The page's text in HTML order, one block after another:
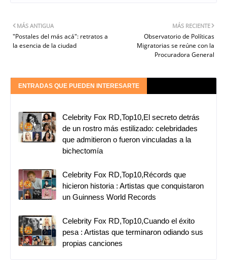
MÁS RECIENTE
Observatorio de Políticas
Migratorias se reúne con la
Procuradora General
MÁS ANTIGUA
"Postales del más acá": retratos a
la esencia de la ciudad
ENTRADAS QUE PUEDEN INTERESARTE
Celebrity Fox RD,Top10,El secreto detrás
de un rostro más estilizado: celebridades
que admitieron o fueron vinculadas a la
bichectomía
Celebrity Fox RD,Top10,Récords que
hicieron historia : Artistas que conquistaron
un Guinness World Records
Celebrity Fox RD,Top10,Cuando el éxito
pesa : Artistas que terminaron odiando sus
propias canciones